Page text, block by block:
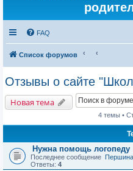
FAQ
Список форумов
Отзывы о сайте
Новая тема
4 темы •
Нужна помощь логопеду
Последнее сообщение
Ответы: 4